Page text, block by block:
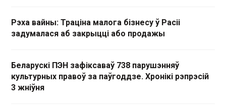
Рэха вайны: Траціна малога бізнесу ў Расіі
задумалася аб закрыцці або продажы
Беларускі ПЭН зафіксаваў 738 парушэнняў
культурных правоў за паўгоддзе. Хронікі рэпрэсій
3 жніўня